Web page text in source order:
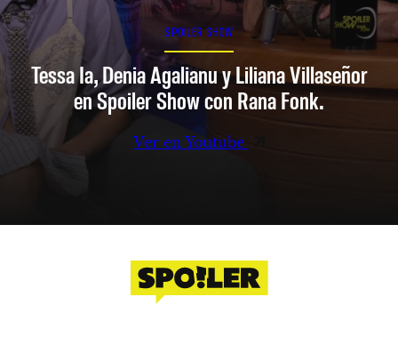
SPOILER SHOW
Tessa Ia, Denia Agalianu y Liliana Villaseñor
en Spoiler Show con Rana Fonk.
Ver en Youtube